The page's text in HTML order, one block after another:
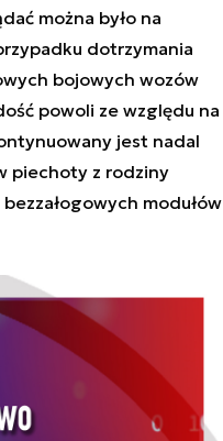
można było na
dotrzymania
bojowych wozów
powoli ze względu na
jest nadal
piechoty z rodziny
modułów